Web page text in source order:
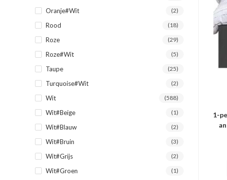
1-
Oranje#Wit (2)
Rood (18)
Roze (29)
Roze#Wit (5)
Taupe (25)
Turquoise#Wit (2)
Wit (588)
Wit#Beige (1)
Wit#Blauw (2)
Wit#Bruin (3)
Wit#Grijs (2)
Wit#Groen (1)